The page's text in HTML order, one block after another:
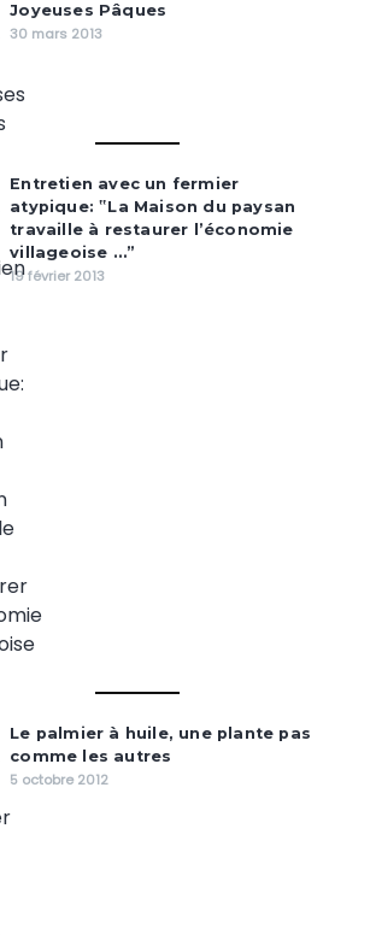
Joyeuses Pâques
30 mars 2013
Entretien avec un fermier
atypique: ‟La Maison du paysan
travaille à restaurer l’économie
villageoise …”
19 février 2013
Le palmier à huile, une plante pas
comme les autres
5 octobre 2012